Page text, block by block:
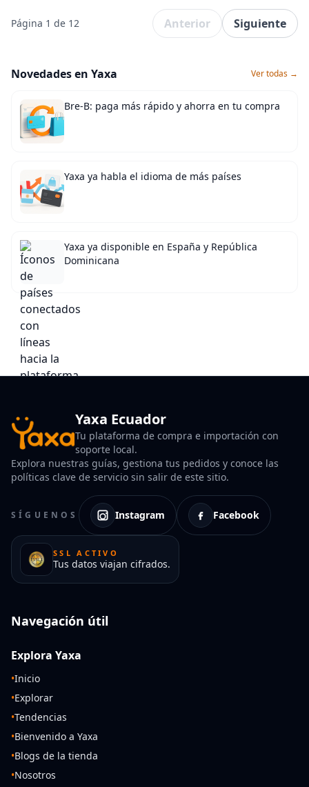
Página 1 de 12 Anterior Siguiente
Novedades en Yaxa Ver todas →
Bre-B: paga más rápido y ahorra en tu compra
Yaxa ya habla el idioma de más países
Yaxa ya disponible en España y República
Dominicana
Yaxa Ecuador
Tu plataforma de compra e importación con
soporte local.
Explora nuestras guías, gestiona tus pedidos y conoce las
políticas clave de servicio sin salir de este sitio.
SÍGUENOS Instagram Facebook
SSL ACTIVO
Tus datos viajan cifrados.
Navegación útil
Explora Yaxa
•Inicio
•Explorar
•Tendencias
•Bienvenido a Yaxa
•Blogs de la tienda
•Nosotros